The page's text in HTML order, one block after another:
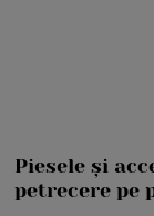
Piesele și
petrecere pe